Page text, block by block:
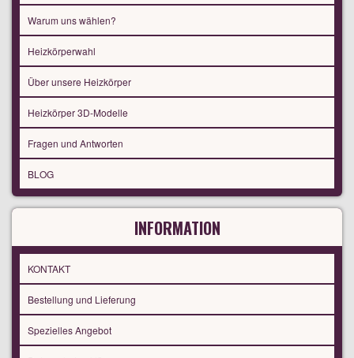
Warum uns wählen?
Heizkörperwahl
Über unsere Heizkörper
Heizkörper 3D-Modelle
Fragen und Antworten
BLOG
INFORMATION
KONTAKT
Bestellung und Lieferung
Spezielles Angebot